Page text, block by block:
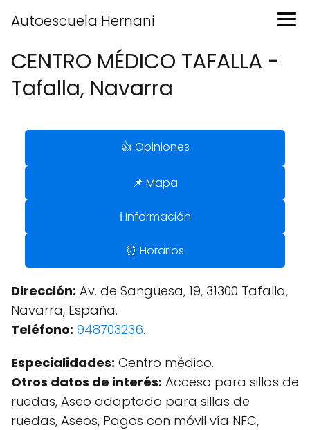
Autoescuela Hernani
CENTRO MÉDICO TAFALLA -
Tafalla, Navarra
👍 Opiniones
📌 Mapa
ℹ️ Información
⏰ Horarios
Dirección: Av. de Sangüesa, 19, 31300 Tafalla,
Navarra, España.
Teléfono: 948703236.
Especialidades: Centro médico.
Otros datos de interés: Acceso para sillas de
ruedas, Aseo adaptado para sillas de
ruedas, Aseos, Pagos con móvil vía NFC,